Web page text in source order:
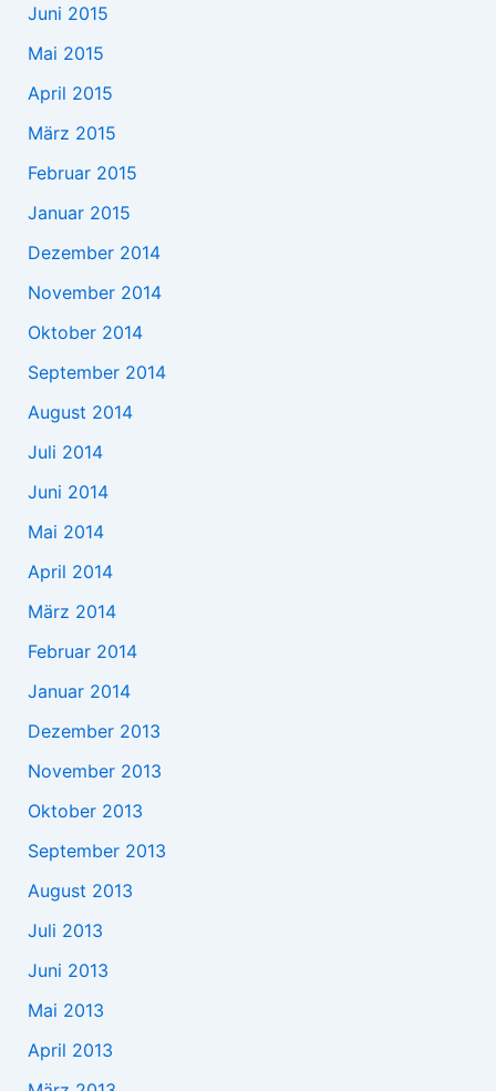
Juni 2015
Mai 2015
April 2015
März 2015
Februar 2015
Januar 2015
Dezember 2014
November 2014
Oktober 2014
September 2014
August 2014
Juli 2014
Juni 2014
Mai 2014
April 2014
März 2014
Februar 2014
Januar 2014
Dezember 2013
November 2013
Oktober 2013
September 2013
August 2013
Juli 2013
Juni 2013
Mai 2013
April 2013